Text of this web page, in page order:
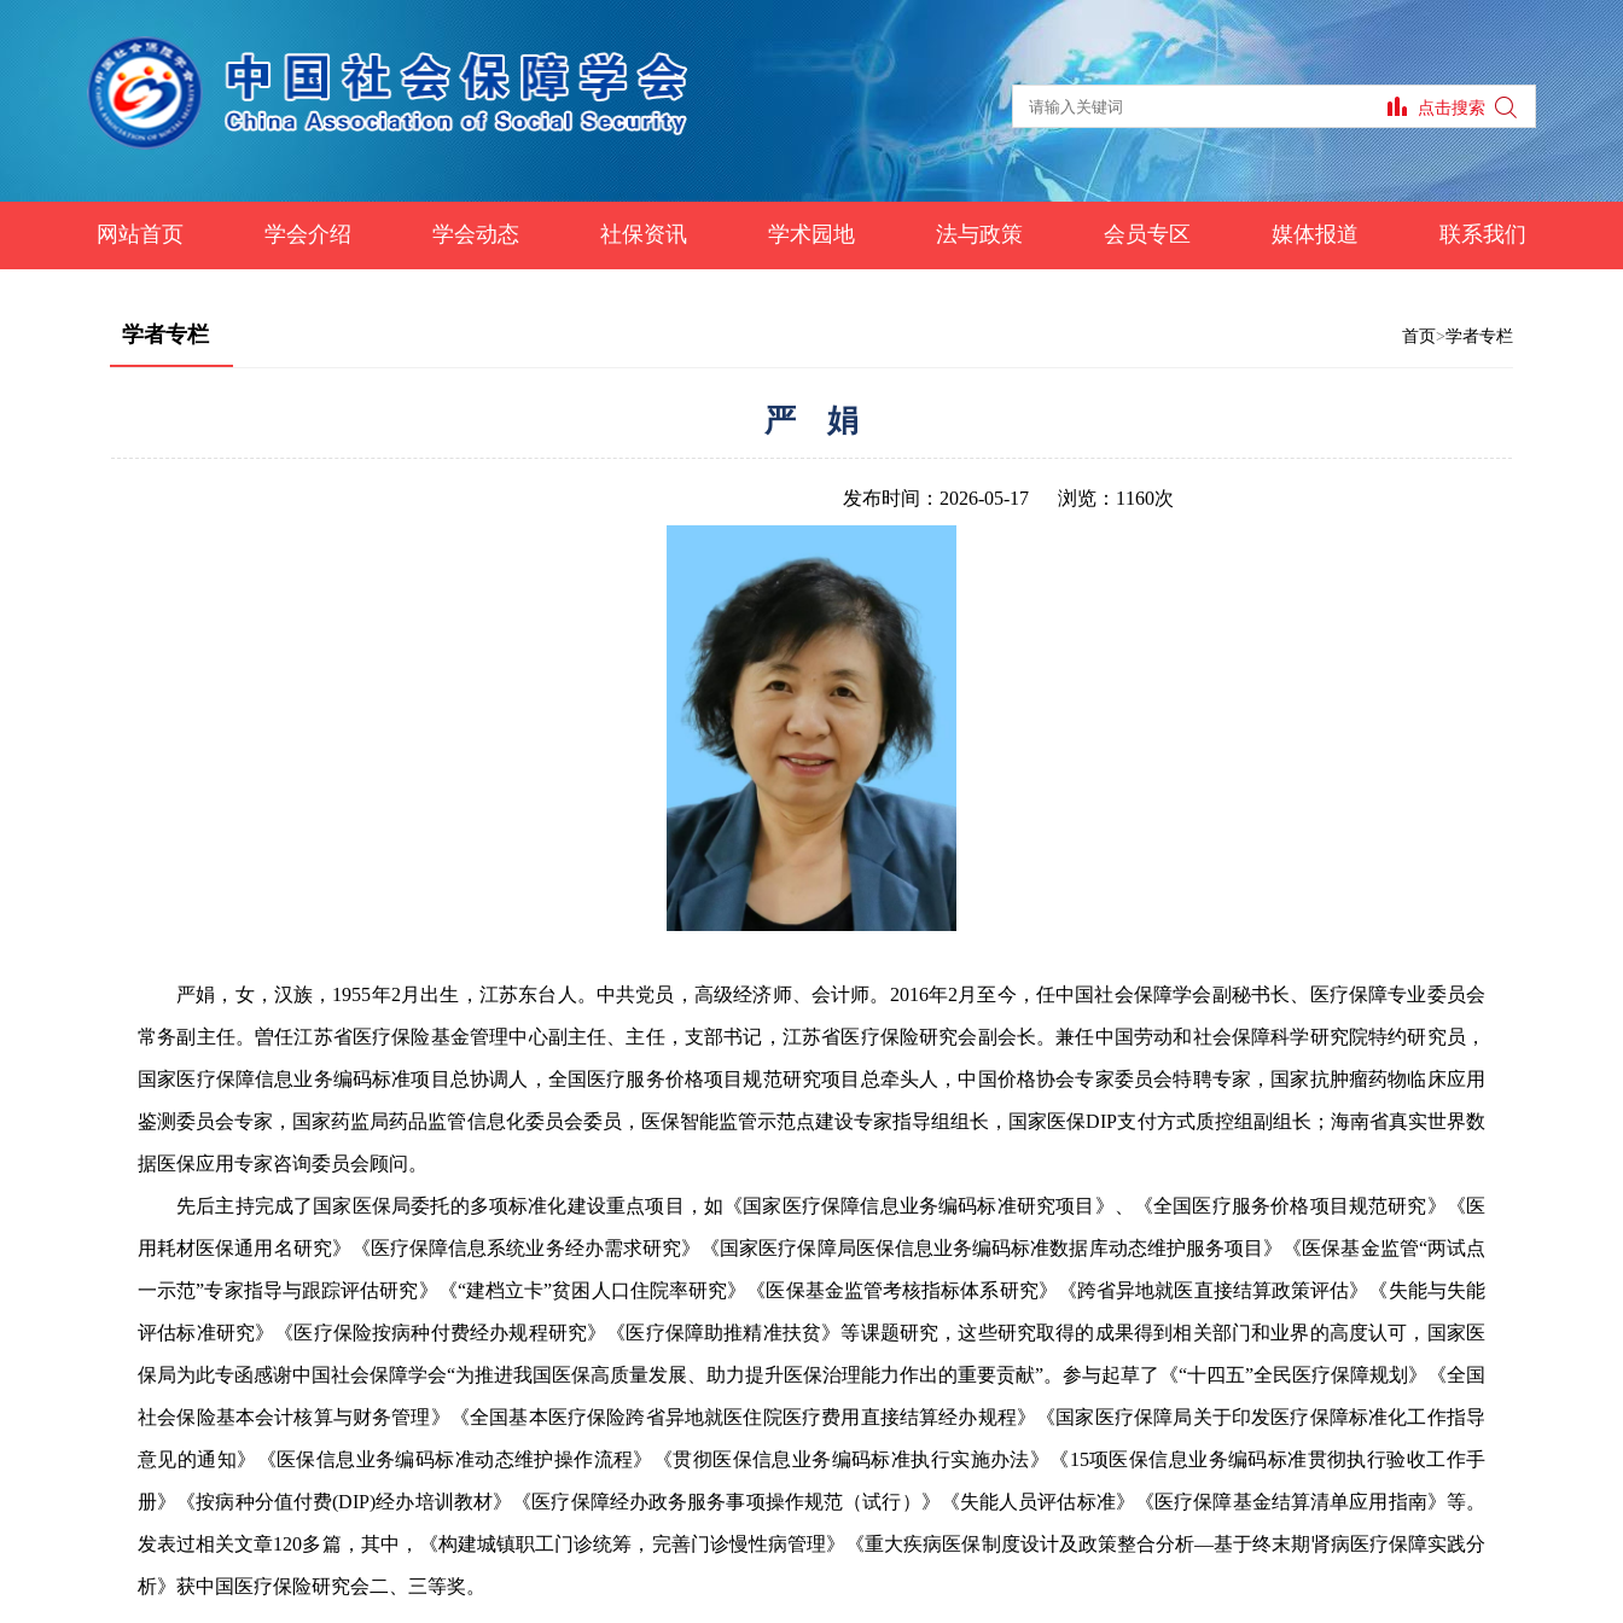
网站首页 学会介绍 学会动态 社保资讯 学术园地 法与政策 会员专区 媒体报道 联系我们
学者专栏 首页>学者专栏
严 娟
发布时间：2026-05-17 浏览：1160次
严娟，女，汉族，1955年2月出生，江苏东台人。中共党员，高级经济师、会计师。2016年2月至今，任中国社会保障学会副秘书长、医疗保障专业委员会
常务副主任。曽任江苏省医疗保险基金管理中心副主任、主任，支部书记，江苏省医疗保险研究会副会长。兼任中国劳动和社会保障科学研究院特约研究员，
国家医疗保障信息业务编码标准项目总协调人，全国医疗服务价格项目规范研究项目总牵头人，中国价格协会专家委员会特聘专家，国家抗肿瘤药物临床应用
鉴测委员会专家，国家药监局药品监管信息化委员会委员，医保智能监管示范点建设专家指导组组长，国家医保DIP支付方式质控组副组长；海南省真实世界数
据医保应用专家咨询委员会顾问。
先后主持完成了国家医保局委托的多项标准化建设重点项目，如《国家医疗保障信息业务编码标准研究项目》、《全国医疗服务价格项目规范研究》《医
用耗材医保通用名研究》《医疗保障信息系统业务经办需求研究》《国家医疗保障局医保信息业务编码标准数据库动态维护服务项目》《医保基金监管“两试点
一示范”专家指导与跟踪评估研究》《“建档立卡”贫困人口住院率研究》《医保基金监管考核指标体系研究》《跨省异地就医直接结算政策评估》《失能与失能
评估标准研究》《医疗保险按病种付费经办规程研究》《医疗保障助推精准扶贫》等课题研究，这些研究取得的成果得到相关部门和业界的高度认可，国家医
保局为此专函感谢中国社会保障学会“为推进我国医保高质量发展、助力提升医保治理能力作出的重要贡献”。参与起草了《“十四五”全民医疗保障规划》《全国
社会保险基本会计核算与财务管理》《全国基本医疗保险跨省异地就医住院医疗费用直接结算经办规程》《国家医疗保障局关于印发医疗保障标准化工作指导
意见的通知》《医保信息业务编码标准动态维护操作流程》《贯彻医保信息业务编码标准执行实施办法》《15项医保信息业务编码标准贯彻执行验收工作手
册》《按病种分值付费(DIP)经办培训教材》《医疗保障经办政务服务事项操作规范（试行）》《失能人员评估标准》《医疗保障基金结算清单应用指南》等。
发表过相关文章120多篇，其中，《构建城镇职工门诊统筹，完善门诊慢性病管理》《重大疾病医保制度设计及政策整合分析—基于终末期肾病医疗保障实践分
析》获中国医疗保险研究会二、三等奖。